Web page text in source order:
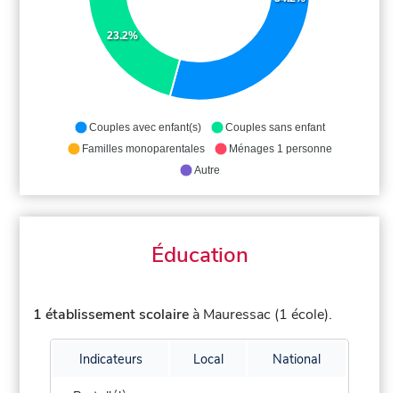
23.2%
Couples avec enfant(s)
Couples sans enfant
Familles monoparentales
Ménages 1 personne
Autre
Éducation
1 établissement scolaire à Mauressac (1 école).
Indicateurs Local National